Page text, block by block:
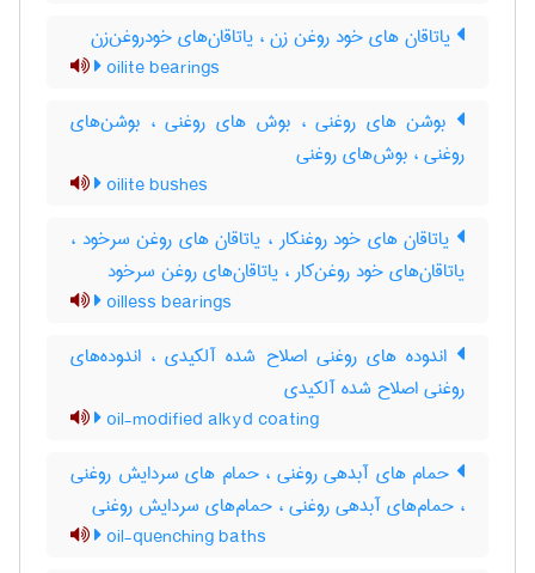
یاتاقان های خود روغن زن ، یاتاقان‌های خودروغن‌زن
oilite bearings
بوشن های روغنی ، بوش های روغنی ، بوشن‌های
روغنی ، بوش‌های روغنی
oilite bushes
یاتاقان های خود روغنکار ، یاتاقان های روغن سرخود ،
یاتاقان‌های خود روغن‌کار ، یاتاقان‌های روغن سرخود
oilless bearings
اندوده های روغنی اصلاح شده آلکیدی ، اندوده‌های
روغنی اصلاح شده آلکیدی
oil-modified alkyd coating
حمام های آبدهی روغنی ، حمام های سردایش روغنی
، حمام‌های آبدهی روغنی ، حمام‌های سردایش روغنی
oil-quenching baths